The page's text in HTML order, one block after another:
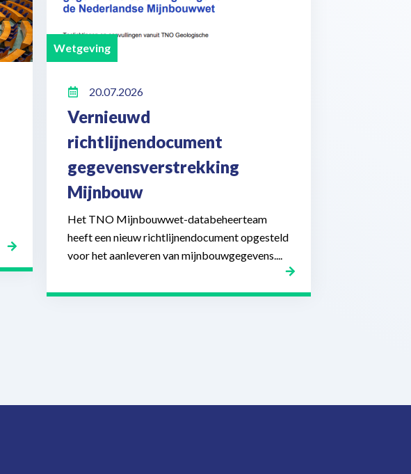
Wetgeving
20.07.2026
Vernieuwd
richtlijnendocument
gegevensverstrekking
Mijnbouw
Het TNO Mijnbouwwet-databeheerteam
heeft een nieuw richtlijnendocument opgesteld
voor het aanleveren van mijnbouwgegevens....